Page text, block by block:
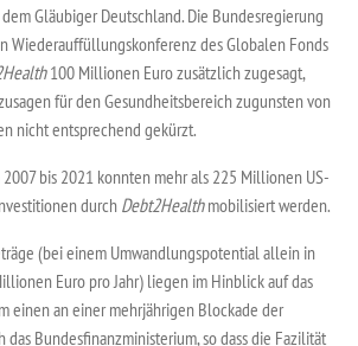
Gläubiger Deutschland. Die Bundesregierung
Wiederauffüllungskonferenz des Globalen Fonds
100 Millionen Euro zusätzlich zugesagt,
für den Gesundheitsbereich zugunsten von
nicht entsprechend gekürzt.
bis 2021 konnten mehr als 225 Millionen US-
durch Debt2Healthmobilisiert werden.
(bei einem Umwandlungspotential allein in
Euro pro Jahr) liegen im Hinblick auf das
einen an einer mehrjährigen Blockade der
Bundesfinanzministerium, so dass die Fazilität